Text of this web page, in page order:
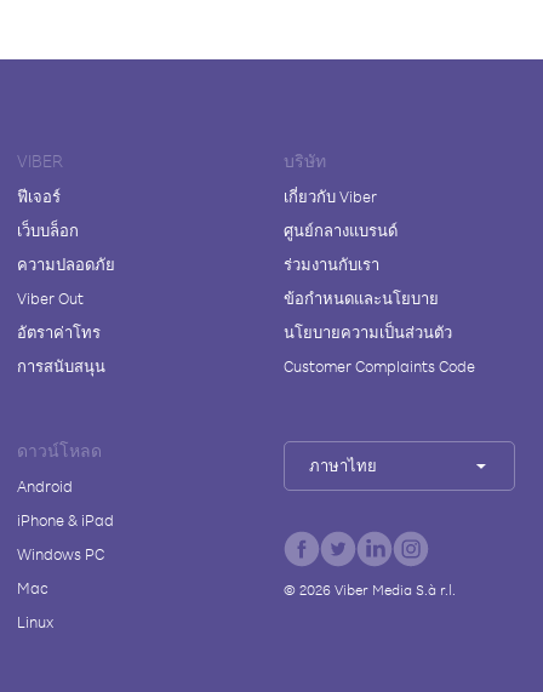
VIBER
ฟีเจอร์
เว็บบล็อก
ความปลอดภัย
Viber Out
อัตราค่าโทร
การสนับสนุน
บริษัท
เกี่ยวกับ Viber
ศูนย์กลางแบรนด์
ร่วมงานกับเรา
ข้อกำหนดและนโยบาย
นโยบายความเป็นส่วนตัว
Customer Complaints Code
ดาวน์โหลด
Android
iPhone & iPad
Windows PC
Mac
Linux
ภาษาไทย
© 2026Viber Media S.à r.l.